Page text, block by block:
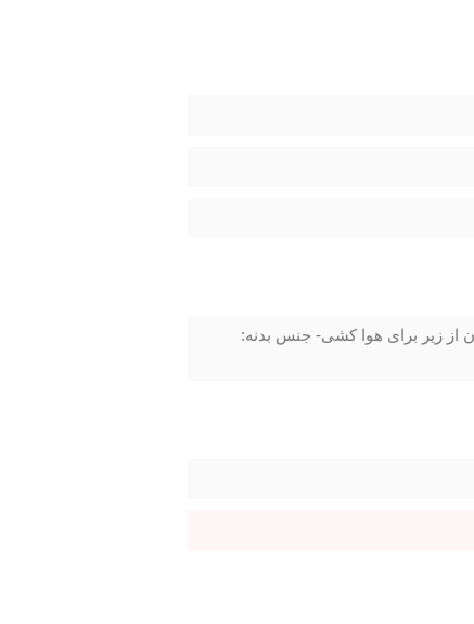
- قابلیت باز شدن از زیر برای هوا کشی- جنس بدنه: